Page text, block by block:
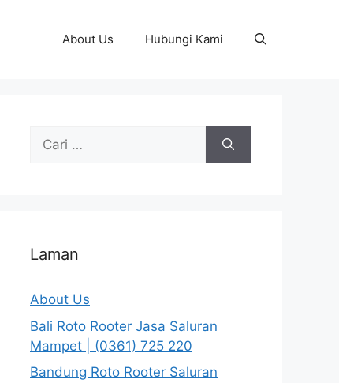
About Us Hubungi Kami
Cari
Laman
About Us
Bali Roto Rooter Jasa Saluran
Mampet | (0361) 725 220
Bandung Roto Rooter Saluran